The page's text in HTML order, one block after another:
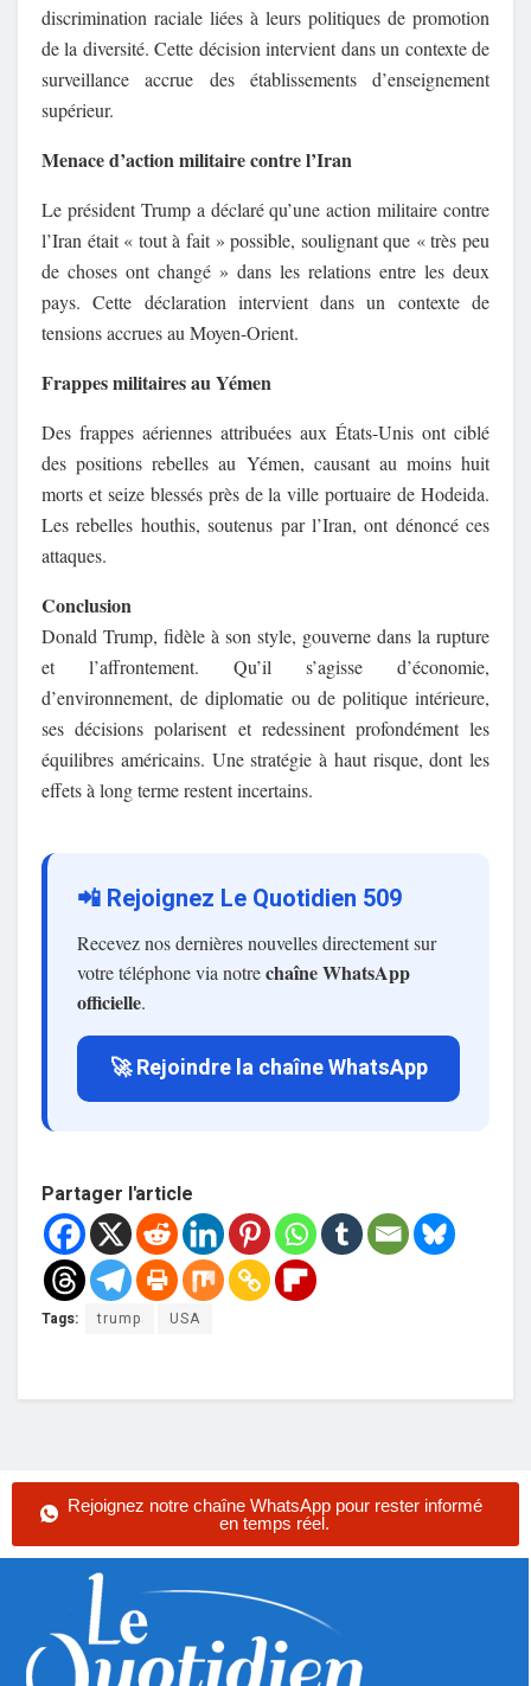
discrimination raciale liées à leurs politiques de promotion
de la diversité. Cette décision intervient dans un contexte de
surveillance accrue des établissements d’enseignement
supérieur.
Menace d’action militaire contre l’Iran
Le président Trump a déclaré qu’une action militaire contre
l’Iran était « tout à fait » possible, soulignant que « très peu
de choses ont changé » dans les relations entre les deux
pays. Cette déclaration intervient dans un contexte de
tensions accrues au Moyen-Orient.
Frappes militaires au Yémen
Des frappes aériennes attribuées aux États-Unis ont ciblé
des positions rebelles au Yémen, causant au moins huit
morts et seize blessés près de la ville portuaire de Hodeida.
Les rebelles houthis, soutenus par l’Iran, ont dénoncé ces
attaques.
Conclusion
Donald Trump, fidèle à son style, gouverne dans la rupture
et l’affrontement. Qu’il s’agisse d’économie,
d’environnement, de diplomatie ou de politique intérieure,
ses décisions polarisent et redessinent profondément les
équilibres américains. Une stratégie à haut risque, dont les
effets à long terme restent incertains.
📲 Rejoignez Le Quotidien 509
Recevez nos dernières nouvelles directement sur
votre téléphone via notrechaîne WhatsApp
officielle.
🚀 Rejoindre la chaîne WhatsApp
Partager l'article
Tags: trump USA
Rejoignez notre chaîne WhatsApp pour rester informé
en temps réel.